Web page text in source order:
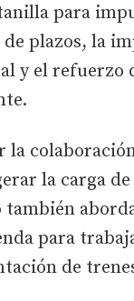
para
plazos, la
y el refuerzo
la carga
para
de